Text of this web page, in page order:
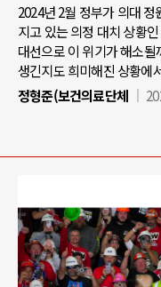
2024년 2월 정부가 의대
지고 있는 의정 대치 상황
대선으로 이 위기가 해소
생긴지도 희미해진 상황에
정형준(보건의료단체